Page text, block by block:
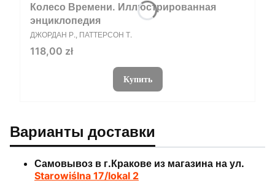
Колесо Времени. Иллюстрированная
энциклопедия
ПРОИЗВОДИТЕЛЬ
ДЖОРДАН Р., ПАТТЕРСОН Т.
Цена
118,00 zł
Купить
Варианты доставки
Самовывоз в г.Кракове из магазина на ул.
Starowiślna 17/lokal 2